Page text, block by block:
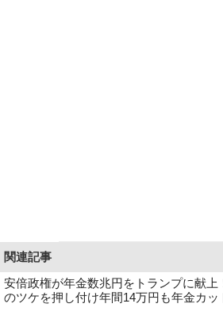
関連記事
安倍政権が年金数兆円をトランプに献上
のツケを押し付け年間14万円も年金カッ